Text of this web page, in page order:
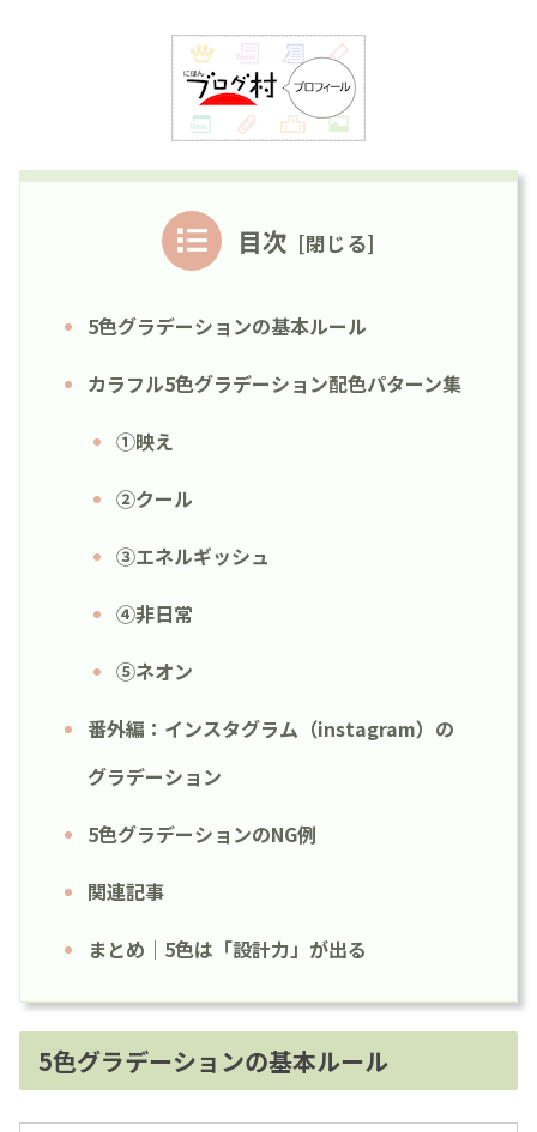
目次
5色グラデーションの基本ルール
カラフル5色グラデーション配色パターン集
①映え
②クール
③エネルギッシュ
④非日常
⑤ネオン
番外編：インスタグラム（instagram）の
グラデーション
5色グラデーションのNG例
関連記事
まとめ｜5色は「設計力」が出る
5色グラデーションの基本ルール